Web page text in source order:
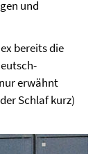
und
bereits die
erwähnt
Schlaf kurz)